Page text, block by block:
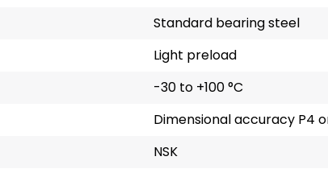
Standard bearing steel
Light preload
-30 to +100 °C
Dimensional accuracy P4
NSK